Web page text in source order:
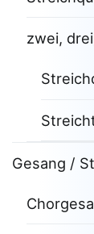
zwei,
Gesang /